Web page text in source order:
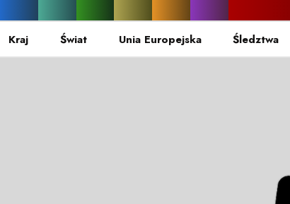
Kraj Świat Unia Europejska Śledztwa